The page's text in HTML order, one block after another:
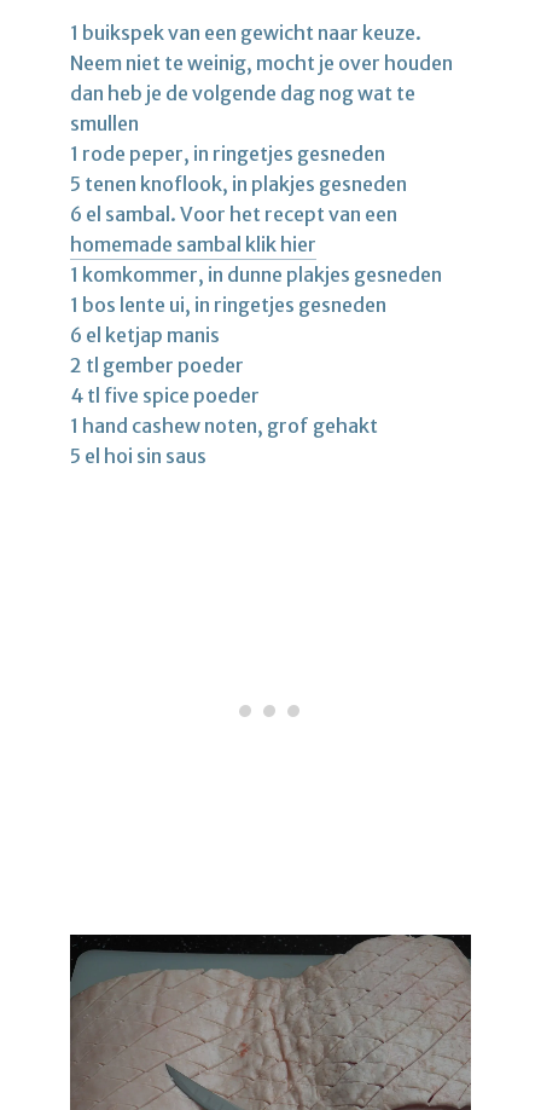
1 buikspek van een gewicht naar keuze.
Neem niet te weinig, mocht je over houden
dan heb je de volgende dag nog wat te
smullen
1 rode peper, in ringetjes gesneden
5 tenen knoflook, in plakjes gesneden
6 el sambal. Voor het recept van een
homemade sambal klik hier
1 komkommer, in dunne plakjes gesneden
1 bos lente ui, in ringetjes gesneden
6 el ketjap manis
2 tl gember poeder
4 tl five spice poeder
1 hand cashew noten, grof gehakt
5 el hoi sin saus